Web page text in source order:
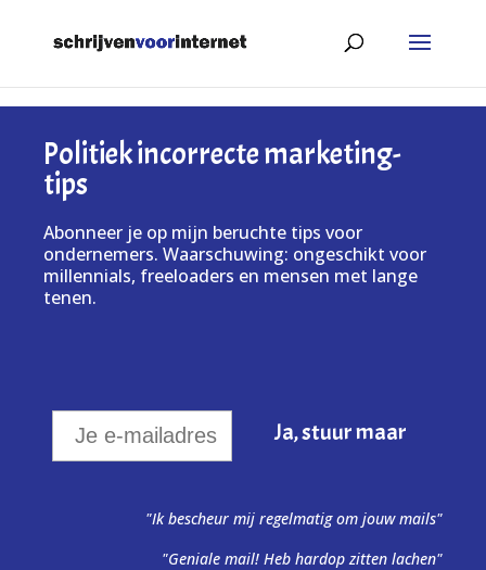
Politiek incorrecte marketing-
tips
Abonneer je op mijn beruchte tips voor
ondernemers. Waarschuwing: ongeschikt voor
millennials, freeloaders en mensen met lange
tenen.
"Ik bescheur mij regelmatig om jouw mails"
"Geniale mail! Heb hardop zitten lachen"